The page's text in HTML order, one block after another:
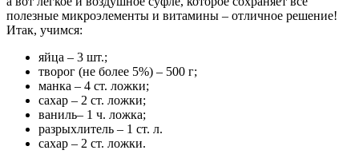
полезные микроэлементы и витамины – отличное решение!
Итак, учимся:
яйца – 3 шт.;
творог (не более 5%) – 500 г;
манка – 4 ст. ложки;
сахар – 2 ст. ложки;
ваниль– 1 ч. ложка;
разрыхлитель – 1 ст. л.
сахар – 2 ст. ложки.